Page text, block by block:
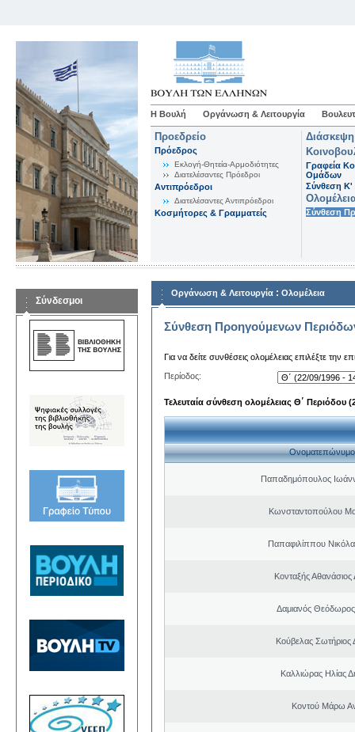
Η Βουλή Οργάνωση & Λειτουργία
Προεδρείο
Πρόεδρος
Εκλογή-Θητεία-Αρμοδιότητες
Διατελέσαντες Πρόεδροι
Αντιπρόεδροι
Διατελέσαντες Αντιπρόεδροι
Κοσμήτορες & Γραμματείς
Γραφεία
Ομάδων
Σύνθεση K'
Σύνθεση
Σύνδεσμοι
Οργάνωση & Λειτουργία : Ολομέλεια
Σύνθεση Προηγούμενων
Για να δείτε συνθέσεις ολομέλειας επιλέξτε την
Περίοδος:
Τελευταία σύνθεση ολομέλειας Θ΄ Περιόδου
Ονοματεπώνυμο
Παπαδημόπουλος
Κωνσταντοπούλου
Παπαφιλίππου
Κονταξής Αθανάσιος
Δαμιανός
Κούβελας Σωτήριος
Καλλιώρας Ηλίας
Κοντού Μάρω